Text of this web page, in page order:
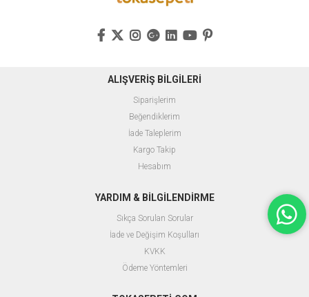
ALIŞVERİŞ BİLGİLERİ
Siparişlerim
Beğendiklerim
İade Taleplerim
Kargo Takip
Hesabım
YARDIM & BİLGİLENDİRME
Sıkça Sorulan Sorular
İade ve Değişim Koşulları
KVKK
Ödeme Yöntemleri